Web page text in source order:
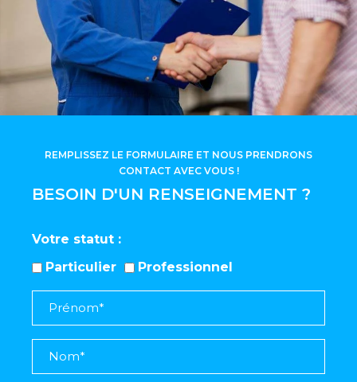
BESOIN D'UN RENSEIGNEMENT ?
REMPLISSEZ LE FORMULAIRE ET NOUS PRENDRONS
CONTACT AVEC VOUS !
Votre statut
Particulier
Professionnel